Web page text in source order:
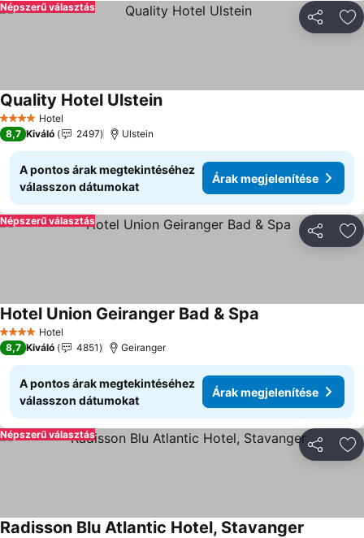
Népszerű választás
4 KategóriaHotel
Quality Hotel Ulstein
8,7 Kiváló 2497 Ulstein
A pontos árak megtekintéséhez
válasszon dátumokat
Árak megjelenítése
Népszerű választás
4 KategóriaHotel
Hotel Union Geiranger Bad & Spa
8,7 Kiváló 4851 Geiranger
A pontos árak megtekintéséhez
válasszon dátumokat
Árak megjelenítése
Népszerű választás
Radisson Blu Atlantic Hotel, Stavanger